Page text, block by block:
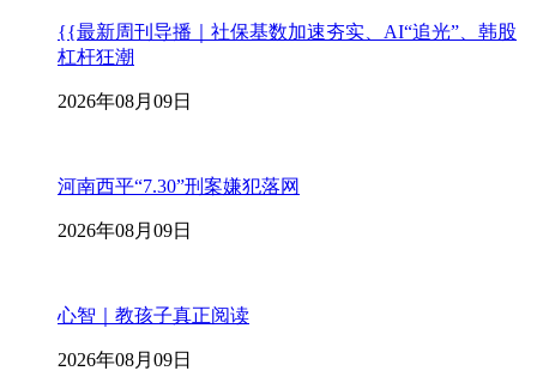
{{最新周刊导播｜社保基数加速夯实、AI“追光”、韩股
杠杆狂潮
2026年08月09日
河南西平“7.30”刑案嫌犯落网
2026年08月09日
心智｜教孩子真正阅读
2026年08月09日